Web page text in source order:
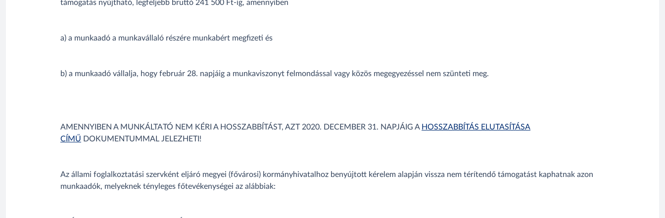
támogatás nyújtható, legfeljebb bruttó 241 500 Ft-ig, amennyiben
a) a munkaadó a munkavállaló részére munkabért megfizeti és
b) a munkaadó vállalja, hogy február 28. napjáig a munkaviszonyt felmondással vagy közös megegyezéssel nem szünteti meg.
AMENNYIBEN A MUNKÁLTATÓ NEM KÉRI A HOSSZABBÍTÁST, AZT 2020. DECEMBER 31. NAPJÁIG A HOSSZABBÍTÁS ELUTASÍTÁSA
CÍMŰ DOKUMENTUMMAL JELEZHETI!
Az állami foglalkoztatási szervként eljáró megyei (fővárosi) kormányhivatalhoz benyújtott kérelem alapján vissza nem térítendő támogatást kaphatnak azon
munkaadók, melyeknek tényleges főtevékenységei az alábbiak: